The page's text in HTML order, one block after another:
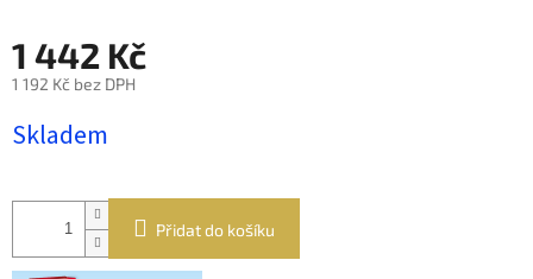
1 442 Kč
1 192 Kč bez DPH
cena:
Skladem
Přidat do košíku